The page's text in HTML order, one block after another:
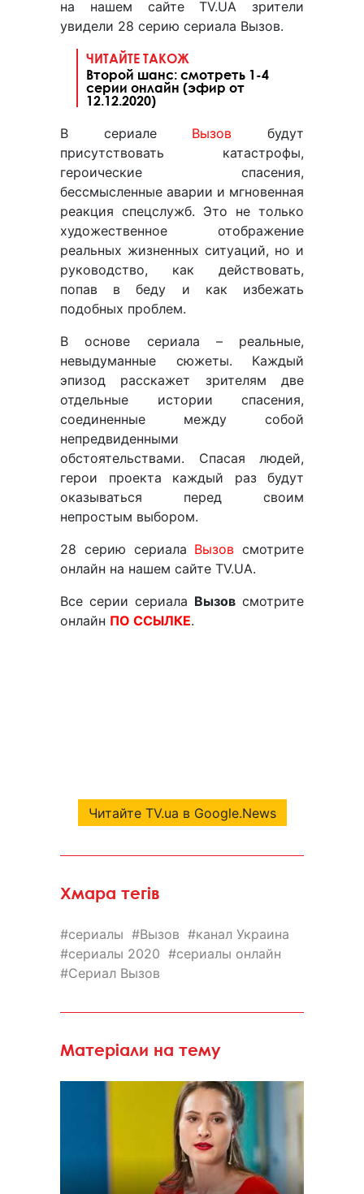
на нашем сайте TV.UA зрители
увидели 28 серию сериала Вызов.
ЧИТАЙТЕ ТАКОЖ
Второй шанс: смотреть 1-4
серии онлайн (эфир от
12.12.2020)
В сериале Вызов будут
присутствовать катастрофы,
героические спасения,
бессмысленные аварии и мгновенная
реакция спецслужб. Это не только
художественное отображение
реальных жизненных ситуаций, но и
руководство, как действовать,
попав в беду и как избежать
подобных проблем.
В основе сериала – реальные,
невыдуманные сюжеты. Каждый
эпизод расскажет зрителям две
отдельные истории спасения,
соединенные между собой
непредвиденными
обстоятельствами. Спасая людей,
герои проекта каждый раз будут
оказываться перед своим
непростым выбором.
28 серию сериала Вызов смотрите
онлайн на нашем сайте TV.UA.
Все серии сериала Вызов смотрите
онлайн ПО ССЫЛКЕ.
Читайте TV.ua в Google.News
Хмара тегів
сериалы Вызов
канал Украина
сериалы 2020
сериалы онлайн
Сериал Вызов
Матеріали на тему